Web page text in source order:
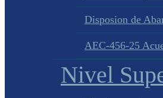
Disposion de
AEC-456-25
Nivel